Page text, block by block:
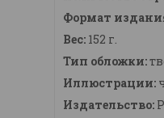
Формат
Вес: 152 г.
Тип обложки:
Иллюстрации:
Издательство: